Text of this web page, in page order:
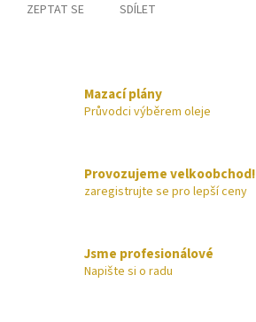
ZEPTAT SE SDÍLET
Mazací plány
Průvodci výběrem oleje
Provozujeme velkoobchod!
zaregistrujte se pro lepší ceny
Jsme profesionálové
Napište si o radu